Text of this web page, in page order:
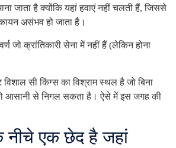
जाता है क्योंकि यहां हवाएं नहीं चलती हैं, जिससे
असंभव हो जाता है।
जो क्रांतिकारी सेना में नहीं हैं (लेकिन होना
सी किंग्स का विश्राम स्थल है जो बिना
को आसानी से निगल सकता है। ऐसे में इस जगह की
नीचे एक छेद है जहां